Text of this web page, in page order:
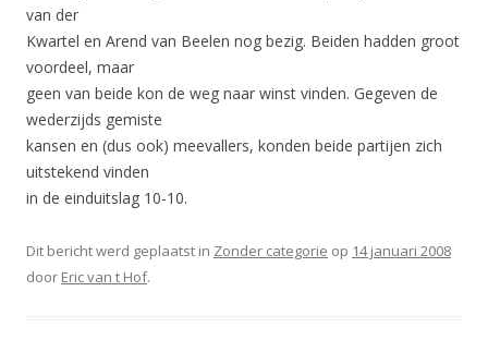
van der
Kwartel en Arend van Beelen nog bezig. Beiden hadden groot
voordeel, maar
geen van beide kon de weg naar winst vinden. Gegeven de
wederzijds gemiste
kansen en (dus ook) meevallers, konden beide partijen zich
uitstekend vinden
in de einduitslag 10-10.
Dit bericht werd geplaatst in Zonder categorie op 14 januari 2008
door Eric van t Hof.